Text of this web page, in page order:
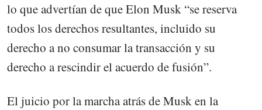
lo que advertían de que Elon Musk “se reserva
todos los derechos resultantes, incluido su
derecho a no consumar la transacción y su
derecho a rescindir el acuerdo de fusión”.
El juicio por la marcha atrás de Musk en la